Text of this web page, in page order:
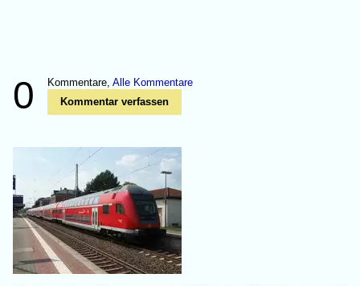
0 Kommentare, Alle Kommentare
Kommentar verfassen